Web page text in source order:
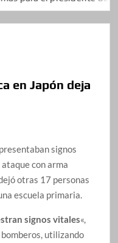
en Japón deja
signos
con arma
otras 17 personas
escuela primaria.
signos vitales«,
utilizando